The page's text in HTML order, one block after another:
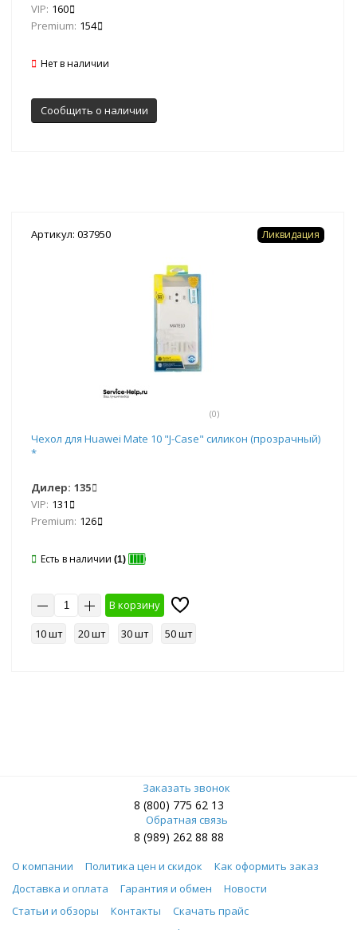
VIP: 160
Premium: 154
Нет в наличии
Сообщить о наличии
Артикул: 037950
(0)
Ликвидация
Чехол для Huawei Mate 10 "J-Case" силикон (прозрачный)
*
Дилер: 135
VIP: 131
Premium: 126
Есть в наличии (1)
В корзину
10 шт
20 шт 30 шт 50 шт
Заказать звонок
8 (800) 775 62 13
Обратная связь
8 (989) 262 88 88
О компании Политика цен и скидок
Как оформить заказ
Доставка и оплата
Гарантия и обмен
Новости
Статьи и обзоры
Контакты
Скачать прайс